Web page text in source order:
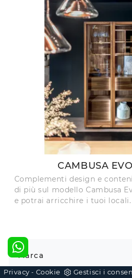
Marca
CAMBUSA
Complementi design e
di più sul modello Cambusa
e potrai arricchire i tuoi locali.
Privacy - Cookie Gestisci i